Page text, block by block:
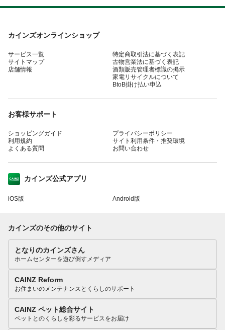
カインズオンラインショップ
サービス一覧
サイトマップ
店舗情報
特定商取引法に基づく表記
古物営業法に基づく表記
酒類販売管理者標識の掲示
家電リサイクルについて
BtoB掛け払い申込
お客様サポート
ショッピングガイド
利用規約
よくある質問
プライバシーポリシー
サイト利用条件・推奨環境
お問い合わせ
カインズ公式アプリ
iOS版 Android版
カインズのその他のサイト
となりのカインズさん
ホームセンターを遊び倒すメディア
CAINZ Reform
お住まいのメンテナンスとくらしのサポート
CAINZ ペット総合サイト
ペットとのくらしを彩るサービスをお届け